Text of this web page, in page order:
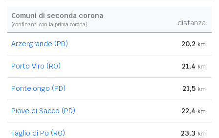
Comuni di seconda corona
(confinanti con la prima corona) distanza
Arzergrande (PD) 20,2 km
Porto Viro (RO) 21,4 km
Pontelongo (PD) 21,5 km
Piove di Sacco (PD) 22,4 km
Taglio di Po (RO) 23,3 km